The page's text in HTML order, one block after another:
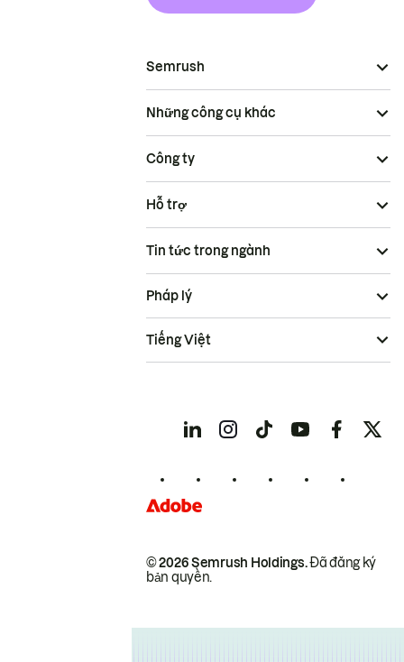
Semrush
Những công cụ khác
Công ty
Hỗ trợ
Tin tức trong ngành
© 2026 Semrush Holdings.Đã đăng ký
bản quyền.
Pháp lý
Tiếng Việt